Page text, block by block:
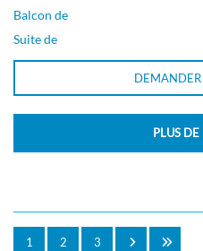
Balcon de
Suite de
DEMANDER
PLUS
1 2 3